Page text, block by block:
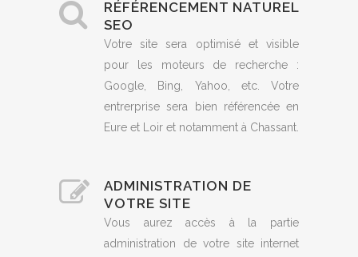
RÉFÉRENCEMENT NATUREL
SEO
Votre site sera optimisé et visible
pour les moteurs de recherche :
Google, Bing, Yahoo, etc. Votre
entrerprise sera bien référencée en
Eure et Loir et notamment à Chassant.
ADMINISTRATION DE
VOTRE SITE
Vous aurez accès à la partie
administration de votre site internet